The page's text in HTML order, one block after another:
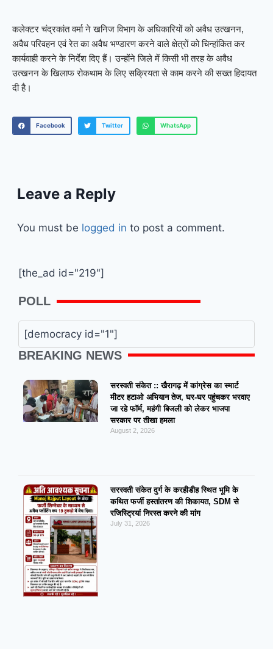
कलेक्टर चंद्रकांत वर्मा ने खनिज विभाग के अधिकारियों को अवैध उत्खनन,
अवैध परिवहन एवं रेत का अवैध भण्डारण करने वाले क्षेत्रों को चिन्हांकित कर
कार्यवाही करने के निर्देश दिए हैं। उन्होंने जिले में किसी भी तरह के अवैध
उत्खनन के खिलाफ रोकथाम के लिए सक्रियता से काम करने की सख्त हिदायत
दी है।
Facebook Twitter WhatsApp
Leave a Reply
You must be logged in to post a comment.
[the_ad id="219"]
POLL
[democracy id="1"]
BREAKING NEWS
सरस्वती संकेत :: खैरागढ़ में कांग्रेस का स्मार्ट
मीटर हटाओ अभियान तेज, घर-घर पहुंचकर भरवाए
जा रहे फॉर्म, महंगी बिजली को लेकर भाजपा
सरकार पर तीखा हमला
August 2, 2026
सरस्वती संकेत दुर्ग के करहीडीह स्थित भूमि के
कथित फर्जी हस्तांतरण की शिकायत, SDM से
रजिस्ट्रियां निरस्त करने की मांग
July 31, 2026